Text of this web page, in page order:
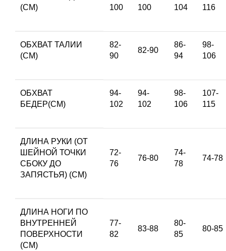
(СМ)
100
100
104
116
ОБХВАТ ТАЛИИ
(СМ)
82-
90
82-90
86-
94
98-
106
ОБХВАТ
БЕДЕР(СМ)
94-
102
94-
102
98-
106
107-
115
ДЛИНА РУКИ (ОТ
ШЕЙНОЙ ТОЧКИ
СБОКУ ДО
ЗАПЯСТЬЯ) (СМ)
72-
76
76-80
74-
78
74-78
ДЛИНА НОГИ ПО
ВНУТРЕННЕЙ
ПОВЕРХНОСТИ
(СМ)
77-
82
83-88
80-
85
80-85